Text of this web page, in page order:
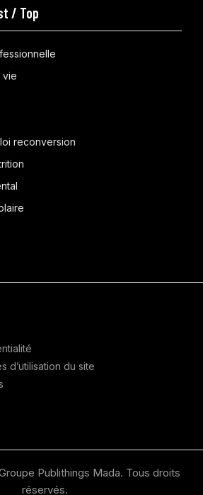
/ Top
vie
reconversion
d’utilisation du site
Publithings Mada. Tous droits
réservés.